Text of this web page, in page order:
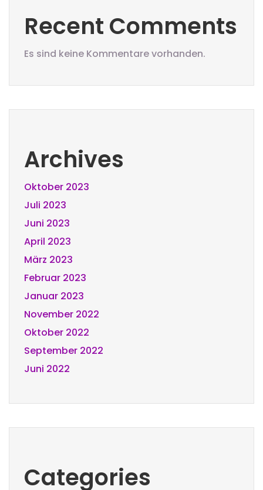
Recent Comments
Es sind keine Kommentare vorhanden.
Archives
Oktober 2023
Juli 2023
Juni 2023
April 2023
März 2023
Februar 2023
Januar 2023
November 2022
Oktober 2022
September 2022
Juni 2022
Categories